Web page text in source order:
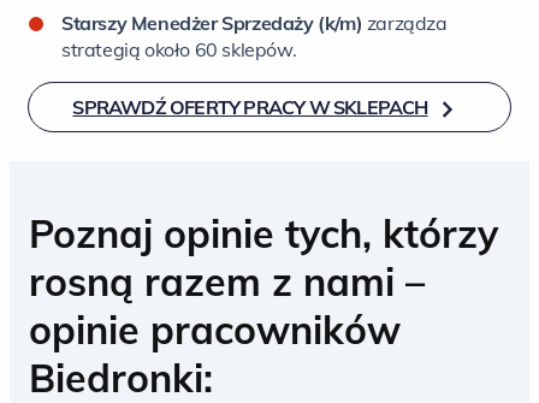
Starszy Menedżer Sprzedaży (k/m) zarządza
strategią około 60 sklepów.
SPRAWDŹ OFERTY PRACY W SKLEPACH
Poznaj opinie tych, którzy
rosną razem z nami –
opinie pracowników
Biedronki: